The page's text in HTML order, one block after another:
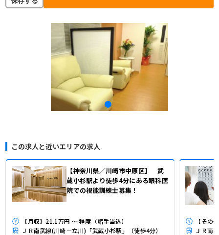
この求人と近いエリアの求人
【神奈川県／川崎市中原区】 武
蔵小杉駅より徒歩4分にある眼科医
院での視能訓練士募集！
【月収】21.1万円 ～ 程度（諸手当込）
ＪＲ南武線(川崎－立川)「武蔵小杉駅」（徒歩4分）
【その
ＪＲ南